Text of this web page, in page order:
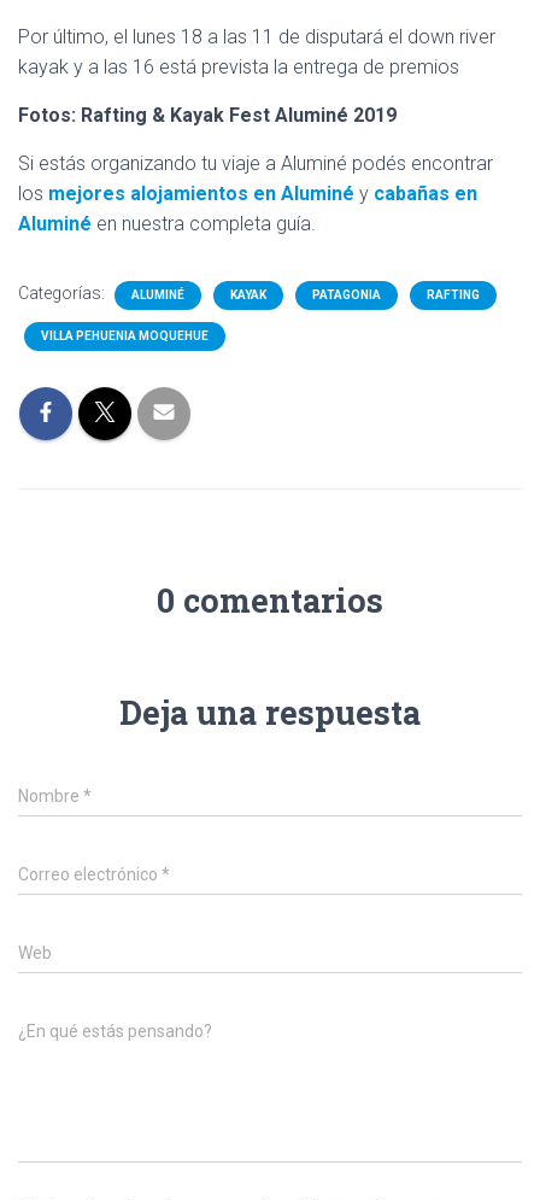
Por último, el lunes 18 a las 11 de disputará el down river
kayak y a las 16 está prevista la entrega de premios
Fotos: Rafting & Kayak Fest Aluminé 2019
Si estás organizando tu viaje a Aluminé podés encontrar
los mejores alojamientos en Aluminé y cabañas en
Aluminé en nuestra completa guía.
Categorías: ALUMINÉ KAYAK PATAGONIA RAFTING
VILLA PEHUENIA MOQUEHUE
0 comentarios
Deja una respuesta
Nombre *
Correo electrónico *
Web
¿En qué estás pensando?